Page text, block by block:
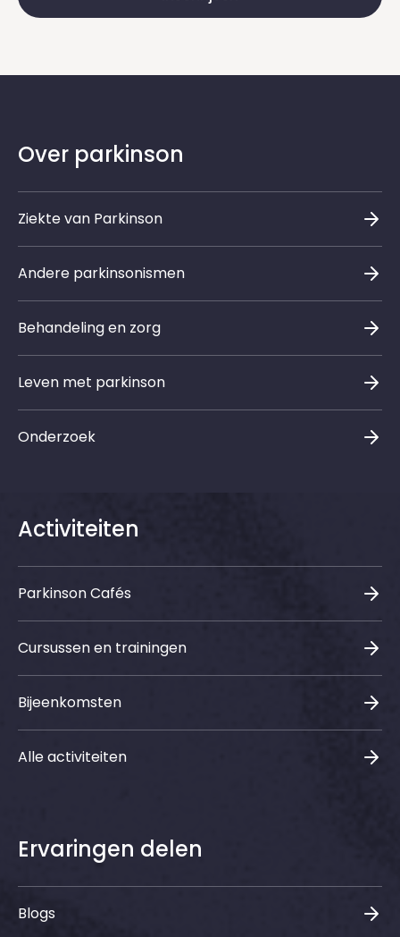
Over parkinson
Ziekte van Parkinson
Andere parkinsonismen
Behandeling en zorg
Leven met parkinson
Onderzoek
Activiteiten
Parkinson Cafés
Cursussen en trainingen
Bijeenkomsten
Alle activiteiten
Ervaringen delen
Blogs